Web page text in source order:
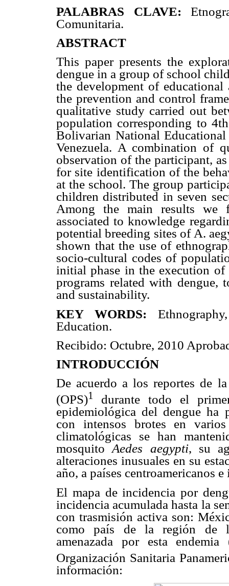
PALABRAS CLAVE:
Comunitaria.
ABSTRACT
This paper presents the
dengue in a group of school
the development of
the prevention and control
qualitative study carried out
population corresponding to
Bolivarian National
Venezuela. A combination of
observation of the participant,
for site identification of the
at the school. The group
children distributed in seven
Among the main results we
associated to knowledge
potential breeding sites of A.
shown that the use of
socio-cultural codes of
initial phase in the execution
programs related with dengue,
and sustainability.
KEY WORDS:
Education.
Recibido: Octubre, 2010
INTRODUCCIÓN
De acuerdo a los reportes de
(OPS)1 durante todo el
epidemiológica del dengue ha
con intensos brotes en
climatológicas se han
mosquitoAedes aegypti, su
alteraciones inusuales en su
año, a países centroamericanos
El mapa de incidencia por
incidencia acumulada hasta la
con trasmisión activa son:
como país de la región de
amenazada por esta endemia
Organización Sanitaria
información: